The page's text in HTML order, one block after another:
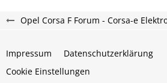
Opel Corsa F Forum - Corsa-e
Impressum
Datenschutzerklärung
Cookie Einstellungen